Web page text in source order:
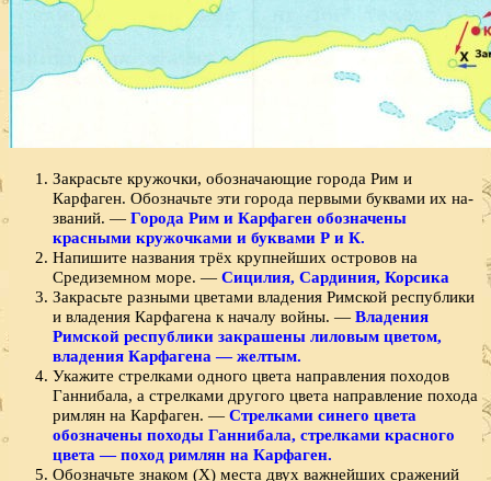
Закрасьте кружочки, обозначающие города Рим и
Карфаген. Обозначьте эти города первыми буквами их на­
званий. — Города Рим и Карфаген обозначены
красными кружочками и буквами Р и К.
Напишите названия трёх крупнейших островов на
Средиземном море. — Сицилия, Сардиния, Корсика
Закрасьте разными цветами владения Римской ре­спублики
и владения Карфагена к началу войны. — Владения
Римской республики закрашены лиловым цветом,
владения Карфагена — желтым.
Укажите стрелками одного цвета направления по­ходов
Ганнибала, а стрелками другого цвета направление похода
римлян на Карфаген. — Стрелками синего цвета
обозначены походы Ганнибала, стрелками красного
цвета — поход римлян на Карфаген.
Обозначьте знаком (X) места двух важнейших сра­жений